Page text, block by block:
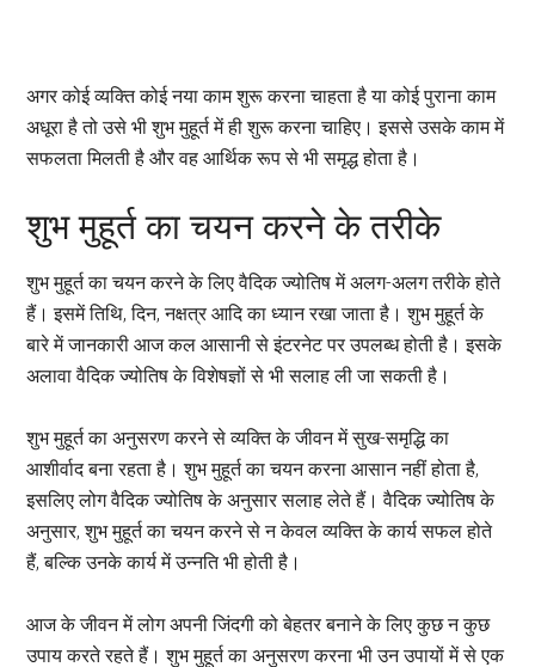
अगर कोई व्यक्ति कोई नया काम शुरू करना चाहता है या कोई पुराना काम
अधूरा है तो उसे भी शुभ मुहूर्त में ही शुरू करना चाहिए। इससे उसके काम में
सफलता मिलती है और वह आर्थिक रूप से भी समृद्ध होता है।
शुभ मुहूर्त का चयन करने के तरीके
शुभ मुहूर्त का चयन करने के लिए वैदिक ज्योतिष में अलग-अलग तरीके होते
हैं। इसमें तिथि, दिन, नक्षत्र आदि का ध्यान रखा जाता है। शुभ मुहूर्त के
बारे में जानकारी आज कल आसानी से इंटरनेट पर उपलब्ध होती है। इसके
अलावा वैदिक ज्योतिष के विशेषज्ञों से भी सलाह ली जा सकती है।
शुभ मुहूर्त का अनुसरण करने से व्यक्ति के जीवन में सुख-समृद्धि का
आशीर्वाद बना रहता है। शुभ मुहूर्त का चयन करना आसान नहीं होता है,
इसलिए लोग वैदिक ज्योतिष के अनुसार सलाह लेते हैं। वैदिक ज्योतिष के
अनुसार, शुभ मुहूर्त का चयन करने से न केवल व्यक्ति के कार्य सफल होते
हैं, बल्कि उनके कार्य में उन्नति भी होती है।
आज के जीवन में लोग अपनी जिंदगी को बेहतर बनाने के लिए कुछ न कुछ
उपाय करते रहते हैं। शुभ मुहूर्त का अनुसरण करना भी उन उपायों में से एक